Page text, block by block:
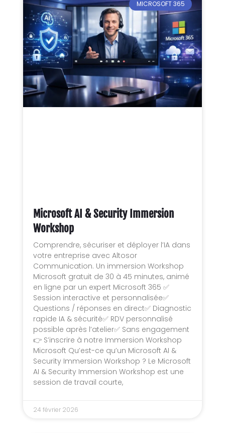
MICROSOFT 365
Microsoft AI & Security Immersion
Workshop
Comprendre, sécuriser et déployer l’IA dans
votre entreprise avec Altosor
Communication. Un immersion Workshop
Microsoft gratuit de 30 à 45 minutes, animé
en ligne par un expert Microsoft 365 ✅
Session interactive et personnalisée✅
Questions / réponses en direct✅ Diagnostic
rapide IA & sécurité✅ RDV personnalisé
possible après l’atelier✅ Sans engagement
👉 S’inscrire à notre Immersion Workshop
Microsoft Qu’est-ce qu’un Microsoft AI &
Security Immersion Workshop ? Le Microsoft
AI & Security Immersion Workshop est une
session de travail courte,
24 février 2026